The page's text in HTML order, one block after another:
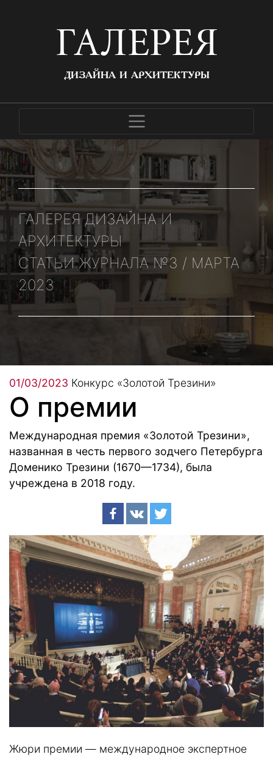
ГАЛЕРЕЯ
ДИЗАЙНА И АРХИТЕКТУРЫ
ГАЛЕРЕЯ ДИЗАЙНА И
АРХИТЕКТУРЫ
СТАТЬИ ЖУРНАЛА №3 / МАРТА
2023
01/03/2023 Конкурс «Золотой Трезини»
О премии
Международная премия «Золотой Трезини»,
названная в честь первого зодчего Петербурга
Доменико Трезини (1670—1734), была
учреждена в 2018 году.
Жюри премии — международное экспертное